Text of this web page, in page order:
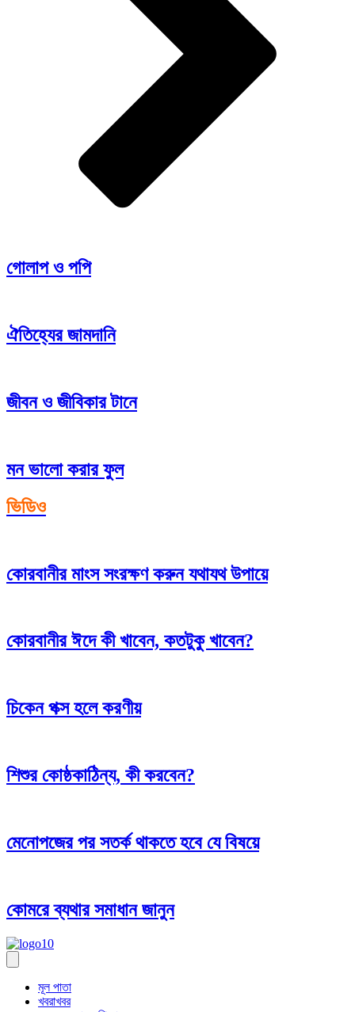
গোলাপ ও পপি
ঐতিহ্যের জামদানি
জীবন ও জীবিকার টানে
মন ভালো করার ফুল
ভিডিও
কোরবানীর মাংস সংরক্ষণ করুন যথাযথ উপায়ে
কোরবানীর ঈদে কী খাবেন, কতটুকু খাবেন?
চিকেন পক্স হলে করণীয়
শিশুর কোষ্ঠকাঠিন্য, কী করবেন?
মেনোপজের পর সতর্ক থাকতে হবে যে বিষয়ে
কোমরে ব্যথার সমাধান জানুন
মূল পাতা
খবরাখবর